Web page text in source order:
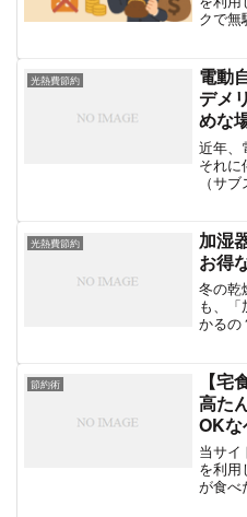
クで無
払って
ム、
光熱費節約
電動
デメ
めな
近年、
それに
（サ
ころ
EVサ
光熱費節約
加湿
お得
冬の乾
も、
かるの
加湿
最強の
節約術
【
高た
OKな
当サイ
を利用
が食べ